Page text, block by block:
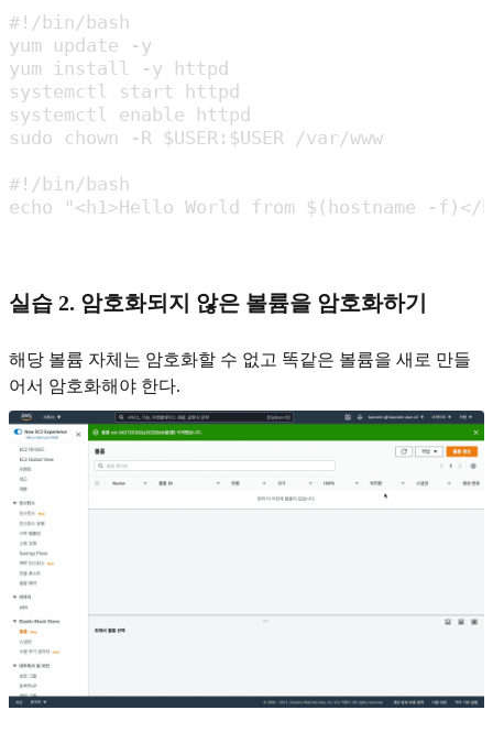
#!/bin/bash
yum update -y
yum install -y httpd
systemctl start httpd
systemctl enable httpd
sudo chown -R $USER:$USER /var/www
#!/bin/bash
echo "<h1>Hello World from $(hostname -
실습 2. 암호화되지 않은 볼륨을 암호화하기
해당 볼륨 자체는 암호화할 수 없고 똑같은 볼륨을 새로 만들
어서 암호화해야 한다.